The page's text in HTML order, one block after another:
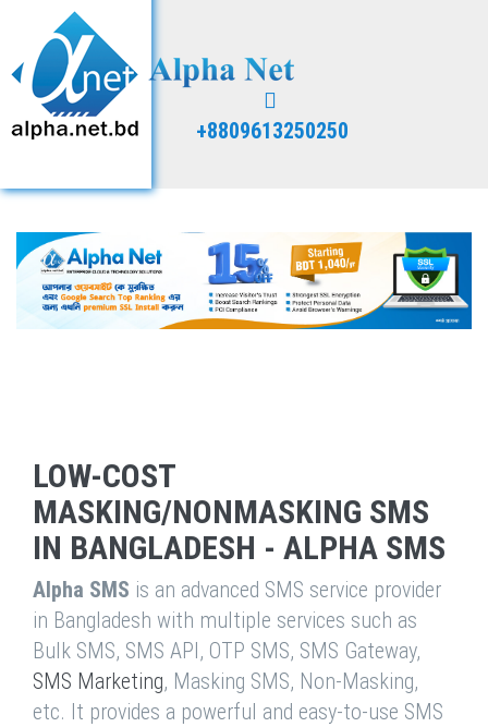
+8809613250250
LOW-COST
MASKING/NONMASKING SMS
IN BANGLADESH - ALPHA SMS
Alpha SMS is an advanced SMS service provider
in Bangladesh with multiple services such as
Bulk SMS, SMS API, OTP SMS, SMS Gateway,
SMS Marketing, Masking SMS, Non-Masking,
etc. It provides a powerful and easy-to-use SMS